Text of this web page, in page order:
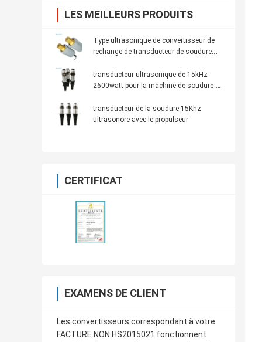
LES MEILLEURS PRODUITS
Type ultrasonique de convertisseur de
rechange de transducteur de soudure
transducteur ultrasonique de 15kHz
2600watt pour la machine de soudure de
transducteur de la soudure 15Khz
ultrasonore avec le propulseur
CERTIFICAT
EXAMENS DE CLIENT
Les convertisseurs correspondant à votre
FACTURE NON HS2015021 fonctionnent